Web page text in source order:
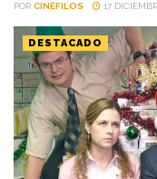
POR CINÉFILOS 17
DESTACADO